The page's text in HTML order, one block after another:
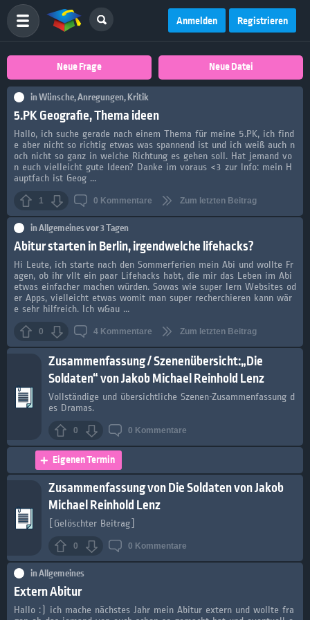
Anmelden Registrieren
Neue Frage Neue Datei
inWünsche, Anregungen, Kritik
5.PK Geografie, Thema ideen
Hallo, ich suche gerade nach einem Thema für meine 5.PK, ich find
e aber nicht so richtig etwas was spannend ist und ich weiß auch n
och nicht so ganz in welche Richtung es gehen soll. Hat jemand vo
n euch vielleicht gute Ideen? Danke im voraus <3 zur Info: mein H
auptfach ist Geog ...
1 0 Kommentare Zum letzten Beitrag
inAllgemeinesvor 3 Tagen
Abitur starten in Berlin, irgendwelche lifehacks?
Hi Leute, ich starte nach den Sommerferien mein Abi und wollte Fr
agen, ob ihr vllt ein paar Lifehacks habt, die mir das Leben im Abi
etwas einfacher machen würden. Sowas wie super lern Websites od
er Apps, vielleicht etwas womit man super recherchieren kann wär
e sehr hilfreich. Ich w&au ...
0 4 Kommentare Zum letzten Beitrag
Zusammenfassung / Szenenübersicht:„Die
Soldaten“ von Jakob Michael Reinhold Lenz
Vollständige und übersichtliche Szenen-Zusammenfassung d
es Dramas.
0 0 Kommentare
Eigenen Termin
Zusammenfassung von Die Soldaten von Jakob
Michael Reinhold Lenz
[Gelöschter Beitrag]
0 0 Kommentare
inAllgemeines
Extern Abitur
Hallo :) ich mache nächstes Jahr mein Abitur extern und wollte fra